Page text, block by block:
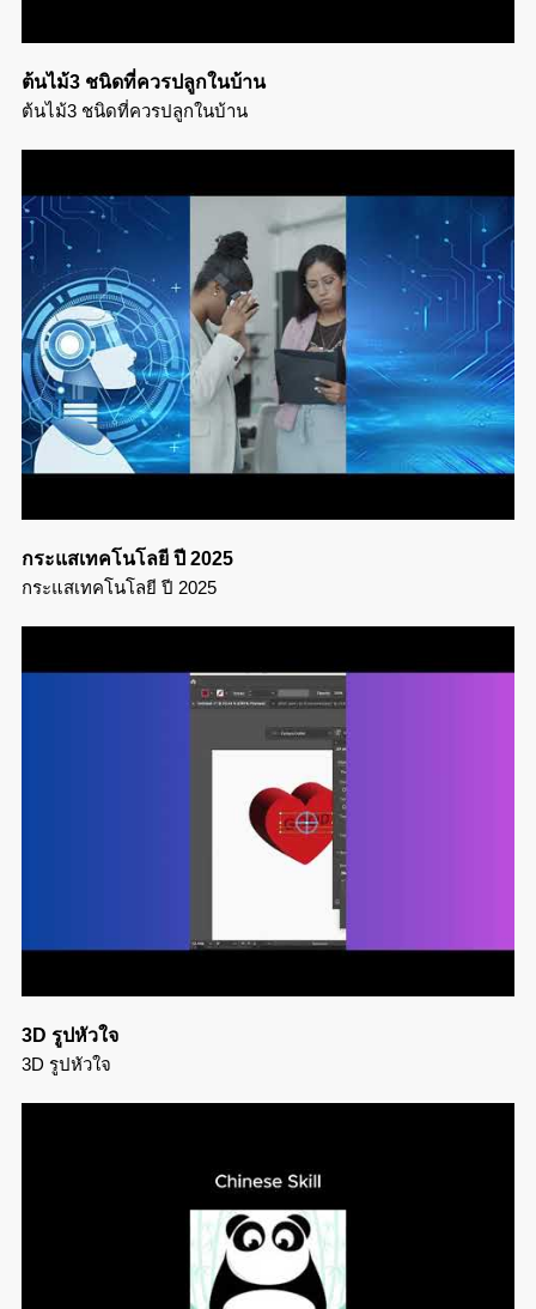
ต้นไม้3 ชนิดที่ควรปลูกในบ้าน
ต้นไม้3 ชนิดที่ควรปลูกในบ้าน
กระแสเทคโนโลยี ปี 2025
กระแสเทคโนโลยี ปี 2025
3D รูปหัวใจ
3D รูปหัวใจ